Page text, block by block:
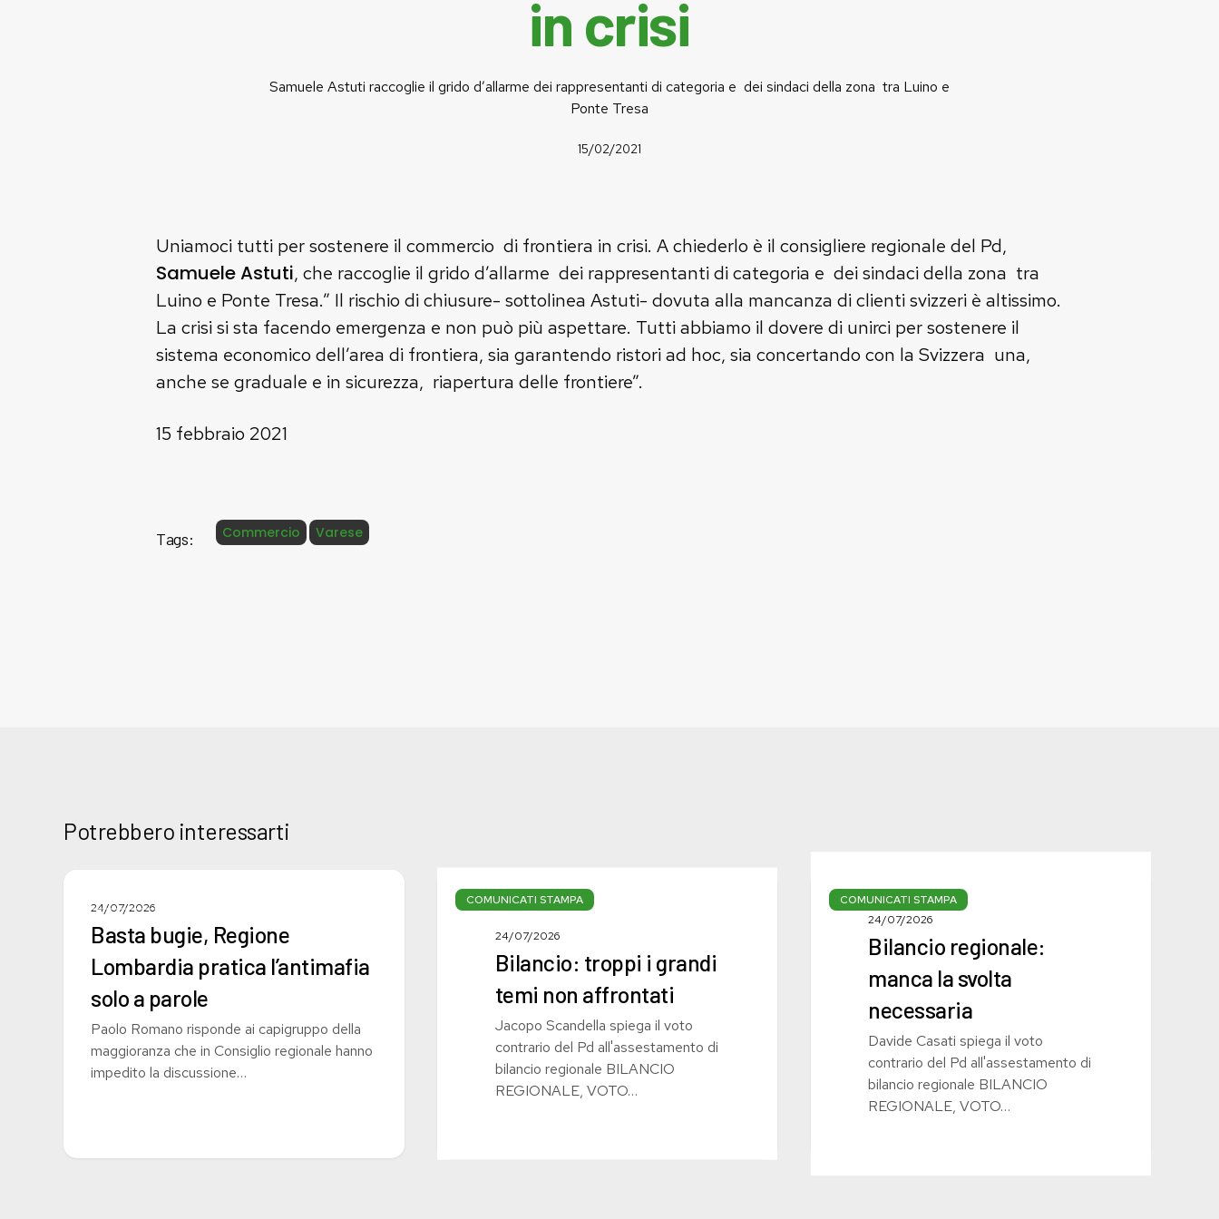
in crisi
Samuele Astuti raccoglie il grido d’allarme dei rappresentanti di categoria e dei sindaci della zona tra Luino e
Ponte Tresa
15/02/2021
Uniamoci tutti per sostenere il commercio di frontiera in crisi. A chiederlo è il consigliere regionale del Pd,
Samuele Astuti, che raccoglie il grido d’allarme dei rappresentanti di categoria e dei sindaci della zona tra
Luino e Ponte Tresa.” Il rischio di chiusure- sottolinea Astuti- dovuta alla mancanza di clienti svizzeri è altissimo.
La crisi si sta facendo emergenza e non può più aspettare. Tutti abbiamo il dovere di unirci per sostenere il
sistema economico dell’area di frontiera, sia garantendo ristori ad hoc, sia concertando con la Svizzera una,
anche se graduale e in sicurezza, riapertura delle frontiere”.
15 febbraio 2021
Tags: Commercio Varese
Potrebbero interessarti
bugie,
Regione
Lombardia
pratica
l’antimafia
parole
24/07/2026
Basta bugie, Regione
Lombardia pratica l’antimafia
solo a parole
Paolo Romano risponde ai capigruppo della
maggioranza che in Consiglio regionale hanno
impedito la discussione…
COMUNICATI STAMPA
troppi
24/07/2026
Bilancio: troppi i grandi
temi non affrontati
Jacopo Scandella spiega il voto
contrario del Pd all'assestamento di
bilancio regionale BILANCIO
REGIONALE, VOTO…
COMUNICATI STAMPA
regionale:
necessaria
24/07/2026
Bilancio regionale:
manca la svolta
necessaria
Davide Casati spiega il voto
contrario del Pd all'assestamento di
bilancio regionale BILANCIO
REGIONALE, VOTO…